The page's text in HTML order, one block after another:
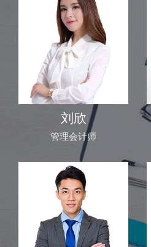
刘欣
管理会计师